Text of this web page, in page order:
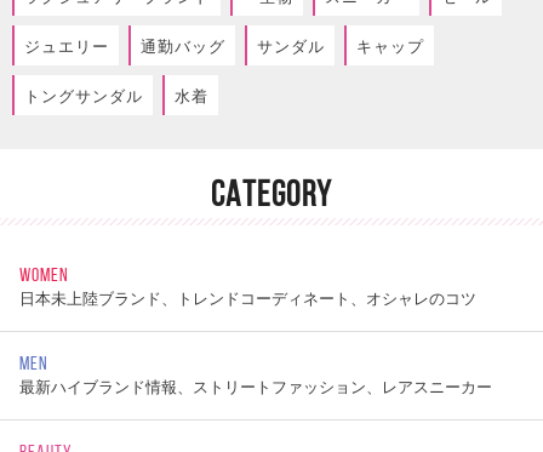
ジュエリー 通勤バッグ サンダル キャップ
トングサンダル 水着
CATEGORY
WOMEN
日本未上陸ブランド、トレンドコーディネート、オシャレのコツ
MEN
最新ハイブランド情報、ストリートファッション、レアスニーカー